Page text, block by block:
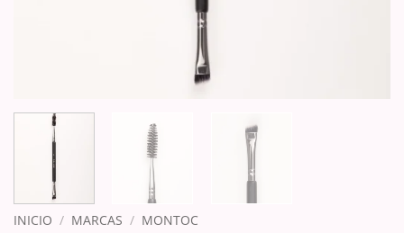
INICIO / MARCAS / MONTOC